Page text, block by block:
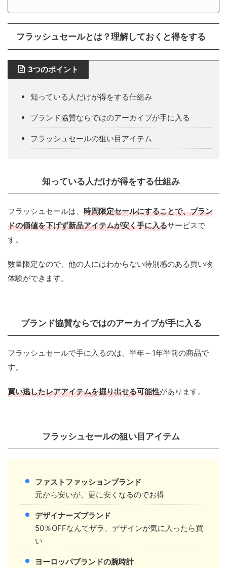
フラッシュセールとは？理解しておくと得をする
3つのポイント
知っている人だけが得をする仕組み
ブランド協賛ならではのアーカイブが手に入る
フラッシュセールの狙い目アイテム
知っている人だけが得をする仕組み
フラッシュセールは、 時間限定セールにすることで、ブラン
ドの価値を下げず新品アイテムが安く手に入るサービスで
す。
数量限定なので、他の人にはわからない特別感のある買い物
体験ができます。
ブランド協賛ならではのアーカイブが手に入る
フラッシュセールで手に入るのは、半年～1年半前の商品で
す。
買い逃したレアアイテムを掘り出せる可能性があります。
フラッシュセールの狙い目アイテム
ファストファッションブランド
元から安いが、更に安くなるのでお得
デザイナーズブランド
50％OFFなんてザラ、デザインが気に入ったら買
い
ヨーロッパブランドの腕時計